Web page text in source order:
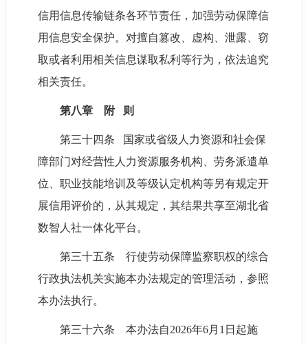
信用信息传输链条各环节责任，加强劳动保障信
用信息安全保护。对擅自篡改、虚构、泄露、窃
取或者利用相关信息谋取私利等行为，依法追究
相关责任。
第八章 附 则
第三十四条 国家或省级人力资源和社会保
障部门对经营性人力资源服务机构、劳务派遣单
位、职业技能培训及等级认定机构等另有规定开
展信用评价的，从其规定，其结果共享至湖北省
数智人社一体化平台。
第三十五条 行使劳动保障监察职权的综合
行政执法机关实施本办法规定的管理活动，参照
本办法执行。
第三十六条 本办法自2026年6月1日起施